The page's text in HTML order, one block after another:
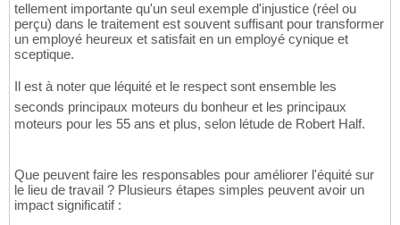
tellement importante qu'un seul exemple d'injustice (réel ou
perçu) dans le traitement est souvent suffisant pour transformer
un employé heureux et satisfait en un employé cynique et
sceptique.
Il est à noter que léquité et le respect sont ensemble les
seconds principaux moteurs du bonheur et les principaux
moteurs pour les 55 ans et plus, selon létude de Robert Half.
Que peuvent faire les responsables pour améliorer l'équité sur
le lieu de travail ? Plusieurs étapes simples peuvent avoir un
impact significatif :